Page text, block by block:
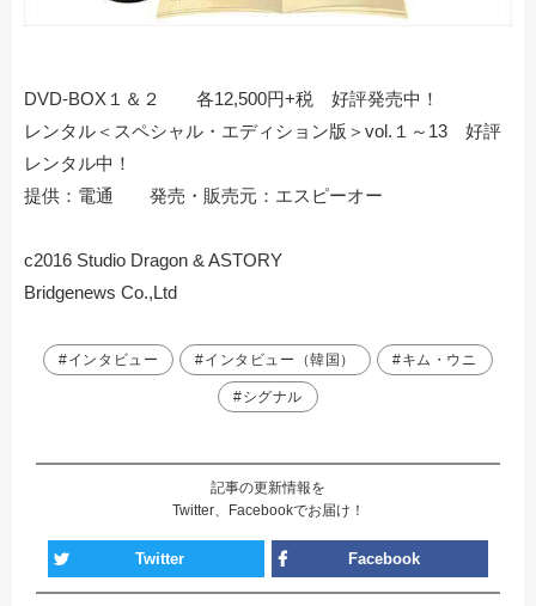
DVD-BOX１＆２ 各12,500円+税 好評発売中！
レンタル＜スペシャル・エディション版＞vol.１～13 好評
レンタル中！
提供：電通 発売・販売元：エスピーオー
c2016 Studio Dragon & ASTORY
Bridgenews Co.,Ltd
#インタビュー #インタビュー（韓国） #キム・ウニ
#シグナル
記事の更新情報を
Twitter、Facebookでお届け！
Twitter Facebook